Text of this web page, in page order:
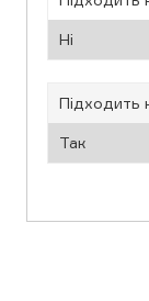
Ні
Підходить
Так